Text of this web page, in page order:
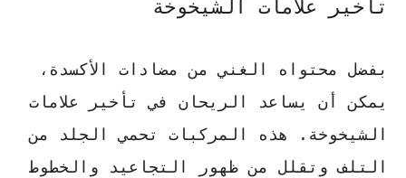
تأخير علامات الشيخوخة
بفضل محتواه الغني من مضادات الأكسدة،
يمكن أن يساعد الريحان في
تأخير علامات
الشيخوخة . هذه المركبات تحمي الجلد من
التلف وتقلل من ظهور التجاعيد والخطوط